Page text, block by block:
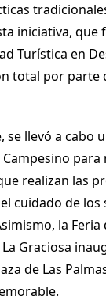
iniciativa, que
Turística en
total por parte
se llevó a cabo
realizan las
cuidado de los
la Feria
Graciosa
de Las